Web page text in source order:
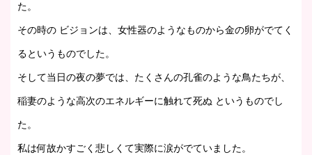
た。
その時の ビジョンは、女性器のようなものから金の卵がでてく
るというものでした。
そして当日の夜の夢では、たくさんの孔雀のような鳥たちが、
稲妻のような高次のエネルギーに触れて死ぬ というものでし
た。
私は何故かすごく悲しくて実際に涙がでていました。